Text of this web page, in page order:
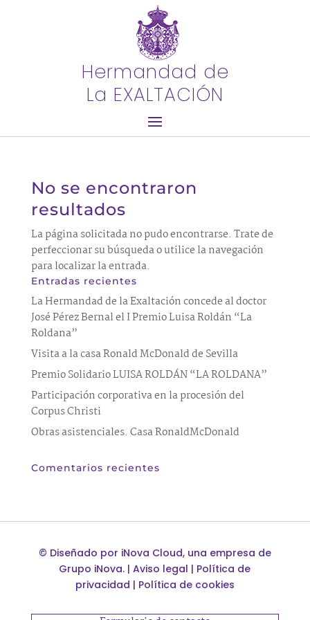
Hermandad de
La EXALTACIÓN
No se encontraron
resultados
La página solicitada no pudo encontrarse. Trate de
perfeccionar su búsqueda o utilice la navegación
para localizar la entrada.
Entradas recientes
La Hermandad de la Exaltación concede al doctor
José Pérez Bernal el I Premio Luisa Roldán “La
Roldana”
Visita a la casa Ronald McDonald de Sevilla
Premio Solidario LUISA ROLDÁN “LA ROLDANA”
Participación corporativa en la procesión del
Corpus Christi
Obras asistenciales. Casa RonaldMcDonald
Comentarios recientes
© Diseñado por iNova Cloud, una empresa de
Grupo iNova. |Aviso legal | Política de
privacidad | Política de cookies